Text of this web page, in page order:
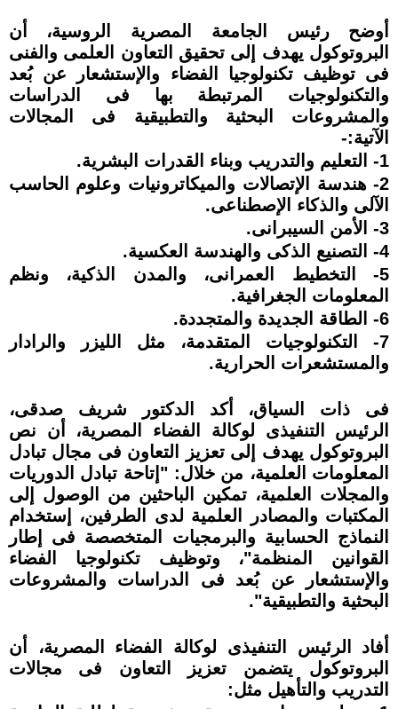
أوضح رئيس الجامعة المصرية الروسية، أن
البروتوكول يهدف إلى تحقيق التعاون العلمى والفنى
فى توظيف تكنولوجيا الفضاء والإستشعار عن بُعد
والتكنولوجيات المرتبطة بها فى الدراسات
والمشروعات البحثية والتطبيقية فى المجالات
الآتية:-
1- التعليم والتدريب وبناء القدرات البشرية.
2- هندسة الإتصالات والميكاترونيات وعلوم الحاسب
الآلى والذكاء الإصطناعى.
3- الأمن السيبرانى.
4- التصنيع الذكى والهندسة العكسية.
5- التخطيط العمرانى، والمدن الذكية، ونظم
المعلومات الجغرافية.
6- الطاقة الجديدة والمتجددة.
7- التكنولوجيات المتقدمة، مثل الليزر والرادار
والمستشعرات الحرارية.
فى ذات السياق، أكد الدكتور شريف صدقى،
الرئيس التنفيذى لوكالة الفضاء المصرية، أن نص
البروتوكول يهدف إلى تعزيز التعاون فى مجال تبادل
المعلومات العلمية، من خلال: "إتاحة تبادل الدوريات
والمجلات العلمية، تمكين الباحثين من الوصول إلى
المكتبات والمصادر العلمية لدى الطرفين، إستخدام
النماذج الحسابية والبرمجيات المتخصصة فى إطار
القوانين المنظمة"، وتوظيف تكنولوجيا الفضاء
والإستشعار عن بُعد فى الدراسات والمشروعات
البحثية والتطبيقية".
أفاد الرئيس التنفيذى لوكالة الفضاء المصرية، أن
البروتوكول يتضمن تعزيز التعاون فى مجالات
التدريب والتأهيل مثل: